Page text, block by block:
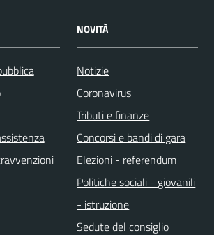
NOVITÀ
Notizie
Coronavirus
Tributi e finanze
Concorsi e bandi di gara
Elezioni - referendum
Politiche sociali - giovanili
- istruzione
Sedute del consiglio